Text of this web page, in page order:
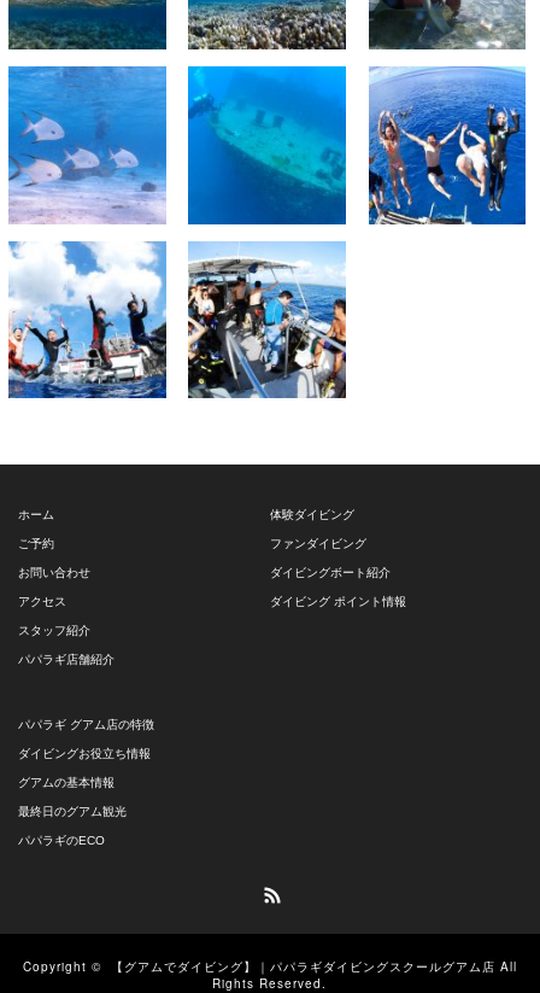
ホーム
ご予約
お問い合わせ
アクセス
スタッフ紹介
パパラギ店舗紹介
体験ダイビング
ファンダイビング
ダイビングボート紹介
ダイビング ポイント情報
パパラギ グアム店の特徴
ダイビングお役立ち情報
グアムの基本情報
最終日のグアム観光
パパラギのECO
Copyright © 【グアムでダイビング】｜パパラギダイビングスクールグアム店 All
Rights Reserved.